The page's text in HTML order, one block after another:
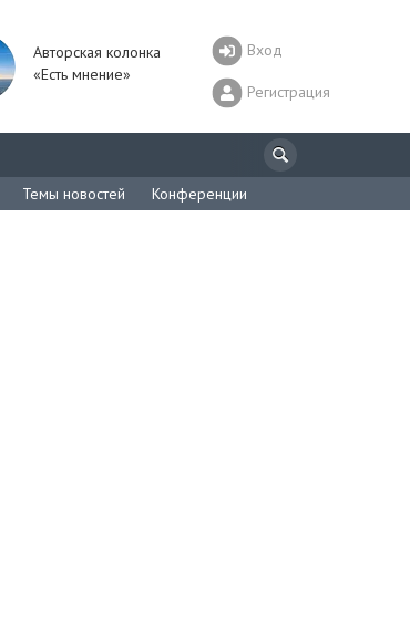
Авторская колонка
«Есть мнение»
Вход
Регистрация
Темы новостей Конференции